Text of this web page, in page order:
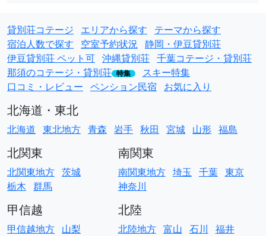
貸別荘コテージ エリアから探す
テーマから探す
宿泊人数で探す
空室予約状況 静岡・伊豆貸別荘
伊豆貸別荘 ペット可 沖縄貸別荘 千葉コテージ・貸別荘
那須のコテージ・貸別荘 特集
スキー特集
口コミ・レビュー ペンション民宿 お気に入り
北海道・東北
北海道 東北地方 青森 岩手 秋田 宮城 山形 福島
北関東
北関東地方 茨城
栃木 群馬
南関東
南関東地方 埼玉 千葉 東京
神奈川
甲信越
甲信越地方 山梨
北陸
北陸地方 富山 石川 福井